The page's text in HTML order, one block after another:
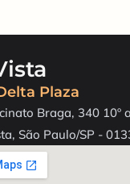
Plaza
Braga, 340 10º
São Paulo/SP -